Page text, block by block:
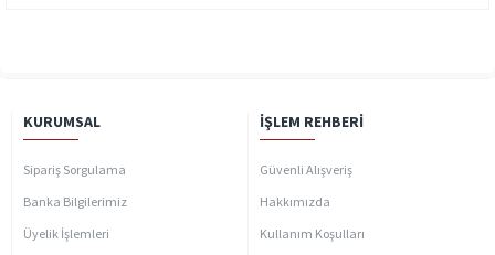
KURUMSAL
Sipariş Sorgulama
Banka Bilgilerimiz
Üyelik İşlemleri
İŞLEM REHBERI
Güvenli Alışveriş
Hakkımızda
Kullanım Koşulları